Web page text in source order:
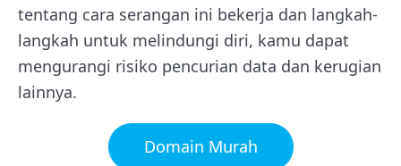
tentang cara serangan ini bekerja dan langkah-
langkah untuk melindungi diri, kamu dapat
mengurangi risiko pencurian data dan kerugian
lainnya.
Domain Murah